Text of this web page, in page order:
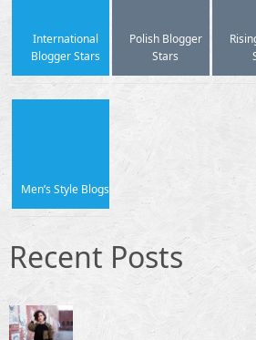
International
Blogger Stars
Polish Blogger
Stars
Men’s Style Blogs
Recent Posts